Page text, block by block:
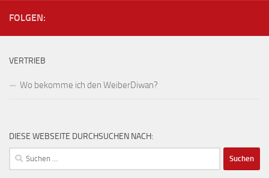
FOLGEN:
VERTRIEB
Wo bekomme ich den WeiberDiwan?
DIESE WEBSEITE DURCHSUCHEN NACH:
Suchen
nach: